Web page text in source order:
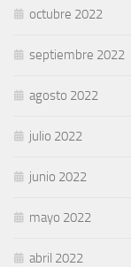
octubre 2022
septiembre 2022
agosto 2022
julio 2022
junio 2022
mayo 2022
abril 2022